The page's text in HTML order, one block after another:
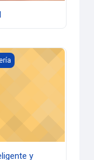
y Técnicas
y